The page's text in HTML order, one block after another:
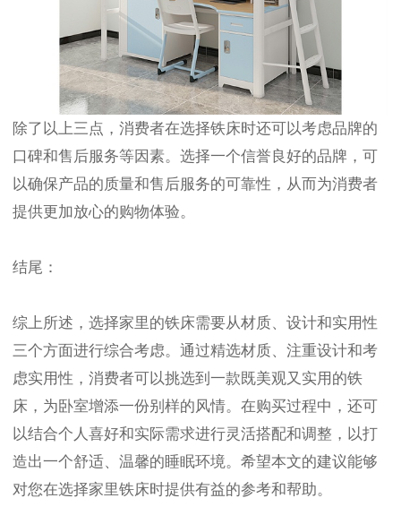
除了以上三点，消费者在选择铁床时还可以考虑品牌的
口碑和售后服务等因素。选择一个信誉良好的品牌，可
以确保产品的质量和售后服务的可靠性，从而为消费者
提供更加放心的购物体验。
结尾：
综上所述，选择家里的铁床需要从材质、设计和实用性
三个方面进行综合考虑。通过精选材质、注重设计和考
虑实用性，消费者可以挑选到一款既美观又实用的铁
床，为卧室增添一份别样的风情。在购买过程中，还可
以结合个人喜好和实际需求进行灵活搭配和调整，以打
造出一个舒适、温馨的睡眠环境。希望本文的建议能够
对您在选择家里铁床时提供有益的参考和帮助。